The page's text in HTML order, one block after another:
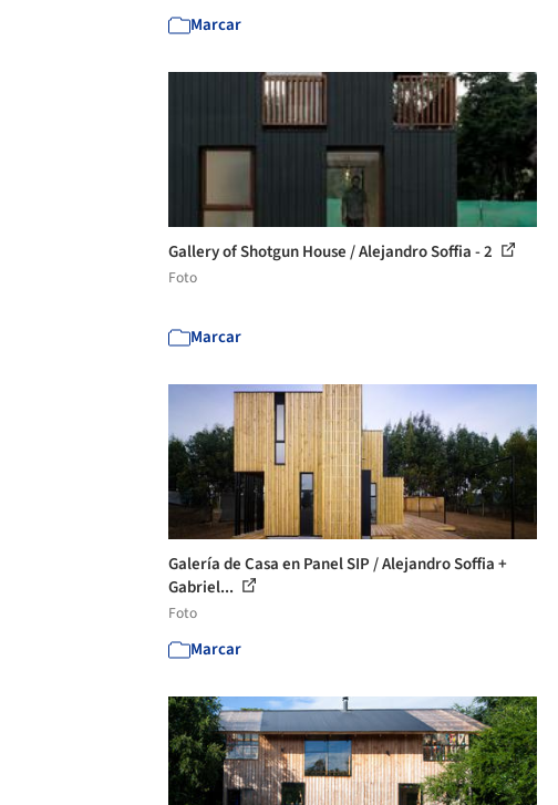
Marcar
Gallery of Shotgun House / Alejandro Soffia - 2
Foto
Marcar
Galería de Casa en Panel SIP / Alejandro Soffia +
Gabriel...
Foto
Marcar